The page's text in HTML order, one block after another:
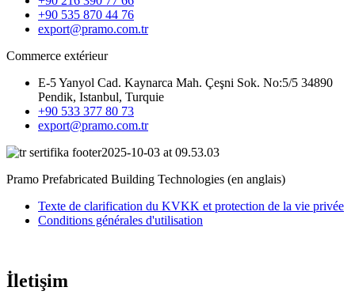
Contact
Pelitli Köyü, Yeni Mezarlık Yolu Cd. No:77 41480
Gebze/Kocaeli, Turquie
+90 216 390 77 66
+90 535 870 44 76
export@pramo.com.tr
E-5 Yanyol Cad. Kaynarca Mah. Çeşni Sok. No:5/5 34890
Pendik, Istanbul, Turquie
+90 533 377 80 73
Pramo Prefabricated Building Technologies (en anglais)